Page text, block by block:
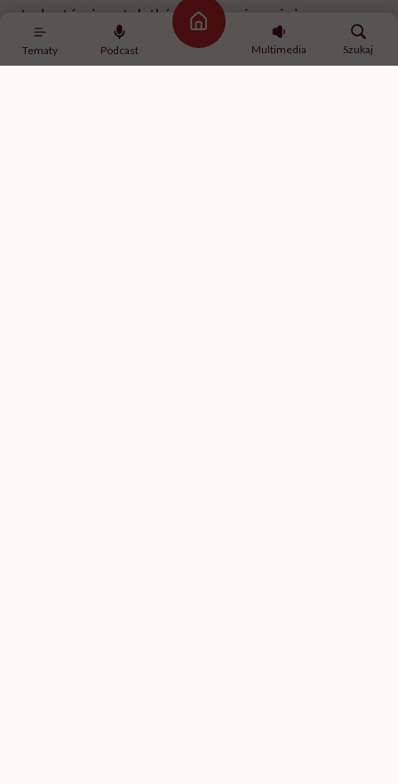
Tematy Podcast
Strona główna
Multimedia
Szukaj
studentów i nastolatków, którzy nie mają jeszcze
takiej liczby obowiązków jak dorośli. Pokazuje to, że
nie możemy tłumaczyć tego zjawiska wyłącznie